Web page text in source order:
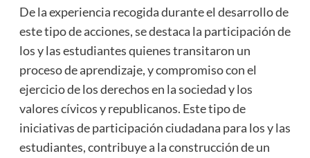
De la experiencia recogida durante el desarrollo de
este tipo de acciones, se destaca la participación de
los y las estudiantes quienes transitaron un
proceso de aprendizaje, y compromiso con el
ejercicio de los derechos en la sociedad y los
valores cívicos y republicanos. Este tipo de
iniciativas de participación ciudadana para los y las
estudiantes, contribuye a la construcción de un